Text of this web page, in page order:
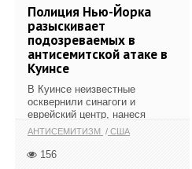
Полиция Нью-Йорка
разыскивает
подозреваемых в
антисемитской атаке в
Куинсе
В Куинсе неизвестные
осквернили синагоги и
еврейский центр, нанеся
свастики...
АНТИСЕМИТИЗМ США
156